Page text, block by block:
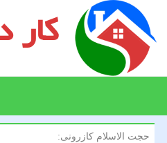
حجت الاسلام كازرونی: